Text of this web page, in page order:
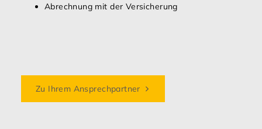
Abrechnung mit der Versicherung
Zu Ihrem Ansprechpartner